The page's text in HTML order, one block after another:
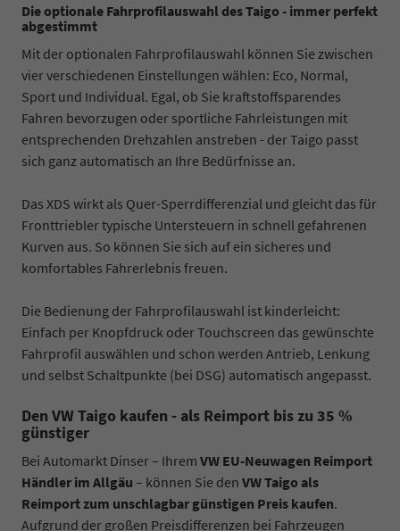
Die optionale Fahrprofilauswahl des Taigo - immer perfekt
abgestimmt
Mit der optionalen Fahrprofilauswahl können Sie zwischen
vier verschiedenen Einstellungen wählen: Eco, Normal,
Sport und Individual. Egal, ob Sie kraftstoffsparendes
Fahren bevorzugen oder sportliche Fahrleistungen mit
entsprechenden Drehzahlen anstreben - der Taigo passt
sich ganz automatisch an Ihre Bedürfnisse an.
Das XDS wirkt als Quer-Sperrdifferenzial und gleicht das für
Fronttriebler typische Untersteuern in schnell gefahrenen
Kurven aus. So können Sie sich auf ein sicheres und
komfortables Fahrerlebnis freuen.
Die Bedienung der Fahrprofilauswahl ist kinderleicht:
Einfach per Knopfdruck oder Touchscreen das gewünschte
Fahrprofil auswählen und schon werden Antrieb, Lenkung
und selbst Schaltpunkte (bei DSG) automatisch angepasst.
Den VW Taigo kaufen - als Reimport bis zu 35 %
günstiger
Bei Automarkt Dinser – Ihrem VW EU-Neuwagen Reimport
Händler im Allgäu – können Sie den VW Taigo als
Reimport zum unschlagbar günstigen Preis kaufen.
Aufgrund der großen Preisdifferenzen bei Fahrzeugen